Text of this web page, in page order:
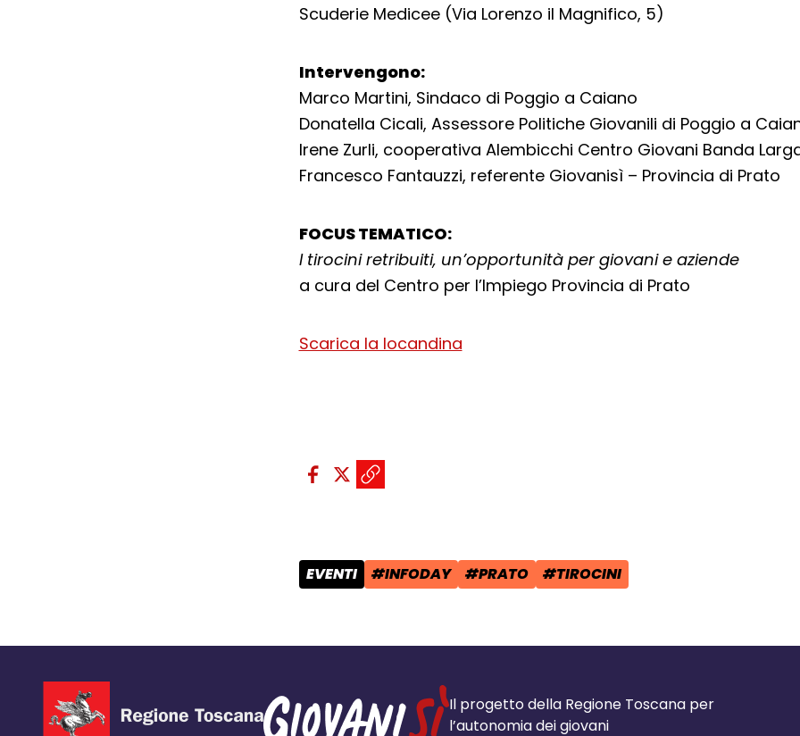
Scuderie Medicee (Via Lorenzo il Magnifico, 5)
Intervengono:
Marco Martini, Sindaco di Poggio a Caiano
Donatella Cicali, Assessore Politiche Giovanili di Poggio a
Irene Zurli, cooperativa Alembicchi Centro Giovani Banda
Francesco Fantauzzi, referente Giovanisì – Provincia di Prato
FOCUS TEMATICO:
I tirocini retribuiti, un’opportunità per giovani e aziende
a cura del Centro per l’Impiego Provincia di Prato
Scarica la locandina
Condividi sui social:
Condividi su Facebook - apre una nuova
Condividi su X - apre una nuova finestra
Copia il link e condividi - apre una
CATEGORIA POST:
EVENTI TAG:
#INFODAY TAG:
#PRATO TAG:
#TIROCINI
Il progetto della Regione Toscana per
l’autonomia dei giovani